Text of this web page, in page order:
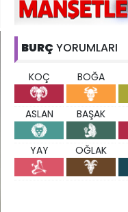
BURÇ YORUMLARI
KOÇ BOĞA
ASLAN BAŞAK
YAY OĞLAK